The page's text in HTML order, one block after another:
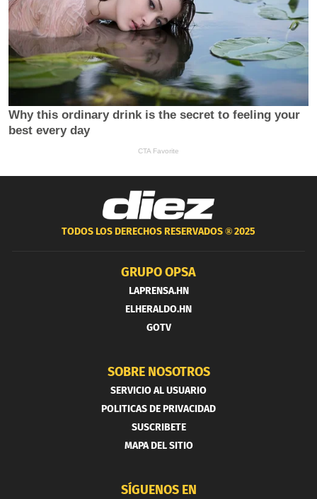
TODOS LOS DERECHOS RESERVADOS ®2025
GRUPO OPSA
LAPRENSA.HN
ELHERALDO.HN
GOTV
SOBRE NOSOTROS
SERVICIO AL USUARIO
POLITICAS DE PRIVACIDAD
SUSCRIBETE
MAPA DEL SITIO
SÍGUENOS EN